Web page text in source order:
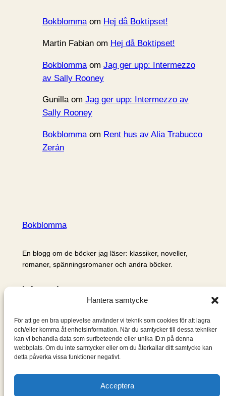
Hantera samtycke
För att ge en bra upplevelse använder vi teknik som cookies för att lagra
och/eller komma åt enhetsinformation. När du samtycker till dessa tekniker
kan vi behandla data som surfbeteende eller unika ID:n på denna
webbplats. Om du inte samtycker eller om du återkallar ditt samtycke kan
detta påverka vissa funktioner negativt.
Acceptera
Bokblommaom Hej då Boktipset!
Martin Fabianom Hej då Boktipset!
Bokblommaom Jag ger upp: Intermezzo
av Sally Rooney
Gunillaom Jag ger upp: Intermezzo av
Sally Rooney
Bokblommaom Rent hus av Alia Trabucco
Zerán
Bokblomma
En blogg om de böcker jag läser: klassiker, noveller,
romaner, spänningsromaner och andra böcker.
Information
Om mig & om bloggen
S
ö
k